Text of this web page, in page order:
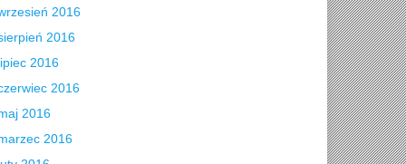
2016
2016
2016
2016
2016
2016